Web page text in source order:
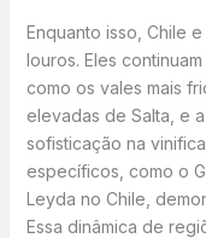
Enquanto isso, Chile
louros. Eles
como os vales mais
elevadas de Salta, e
sofisticação na
específicos, como o
Leyda no Chile,
Essa dinâmica de